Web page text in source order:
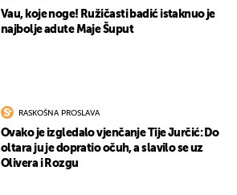
Vau, koje noge! Ružičasti badić istaknuo je
najbolje adute Maje Šuput
RASKOŠNA PROSLAVA
Ovako je izgledalo vjenčanje Tije Jurčić: Do
oltara ju je dopratio očuh, a slavilo se uz
Olivera i Rozgu